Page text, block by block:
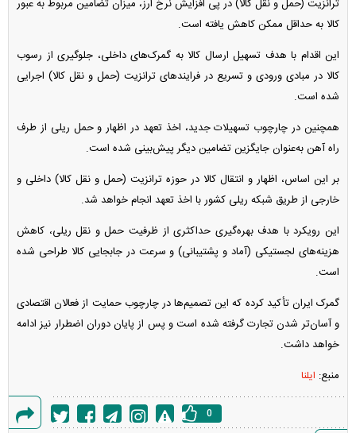
ترانزیت (حمل و نقل کالا) در پی افزایش نرخ ارز، میزان تضامین مربوط به عبور
کالا به حداقل ممکن کاهش یافته است.
این اقدام با هدف تسهیل ارسال کالا به گمرک‌های داخلی، جلوگیری از رسوب
کالا در مبادی ورودی و تسریع در فرایند‌های ترانزیت (حمل و نقل کالا) اجرایی
شده است.
همچنین در چارچوب تسهیلات جدید، اخذ تعهد در اظهار و حمل ریلی از طرف
راه آهن به‌عنوان جایگزین تضامین دیگر پیش‌بینی شده است.
بر این اساس، اظهار و انتقال کالا در حوزه ترانزیت (حمل و نقل کالا) داخلی و
خارجی از طریق شبکه ریلی کشور با اخذ تعهد انجام خواهد شد.
این رویکرد با هدف بهره‌گیری حداکثری از ظرفیت حمل‌ و نقل ریلی، کاهش
هزینه‌های لجستیکی (آماد و پشتیبانی) و سرعت در جابجایی کالا طراحی شده
است.
گمرک ایران تأکید کرده که این تصمیم‌ها در چارچوب حمایت از فعالان اقتصادی
و آسان‌تر شدن تجارت گرفته شده است و پس از پایان دوران اضطرار نیز ادامه
خواهد داشت.
منبع: ایلنا
0